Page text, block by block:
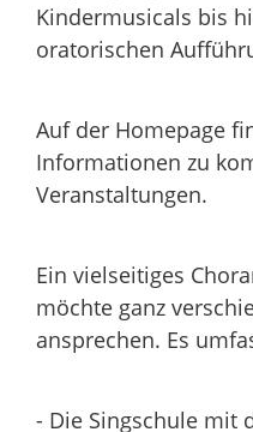
Kindermusicals bis
oratorischen
Auf der Homepage
Informationen zu
Veranstaltungen.
Ein vielseitiges
möchte ganz
ansprechen. Es
- Die Singschule mit